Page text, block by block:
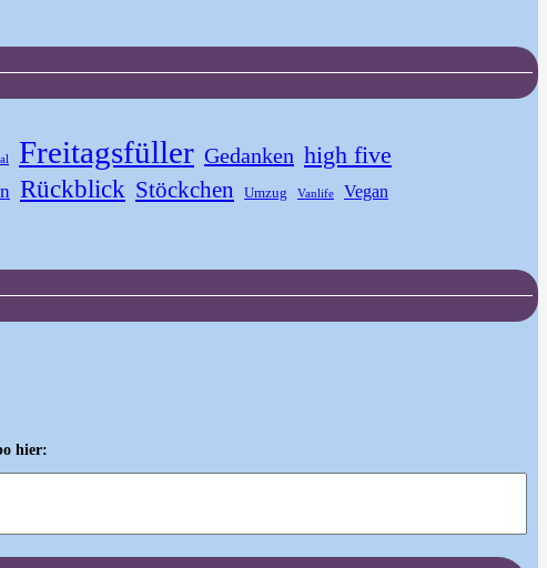
Freitagsfüller Gedanken high five
Rückblick Stöckchen Umzug Vanlife Vegan
hier: